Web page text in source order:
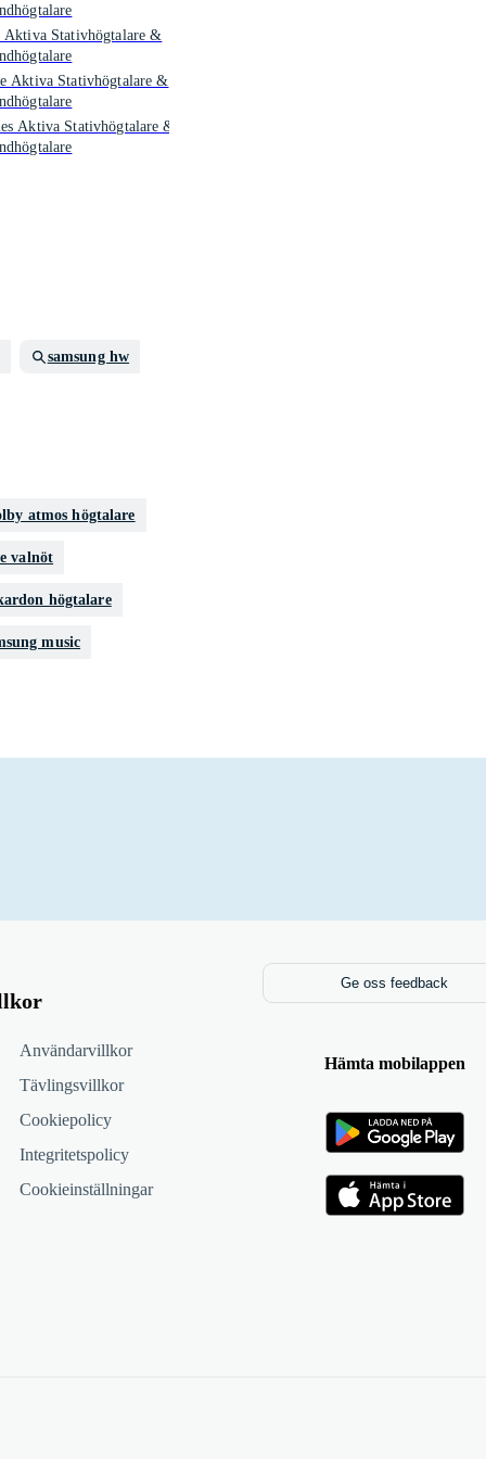
Aktiva Stativhögtalare &
Aktiva Stativhögtalare &
Aktiva Stativhögtalare &
samsung hw
atmos högtalare
valnöt
högtalare
music
Användarvillkor
Tävlingsvillkor
Cookiepolicy
Integritetspolicy
Cookieinställningar
Ge oss feedback
Hämta mobilappen